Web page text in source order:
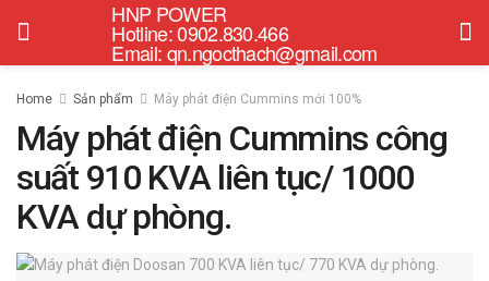
HNP POWER
Hotline: 0902.830.466
Email: qn.ngocthach@gmail.com
Home Sản phẩm Máy phát điện Cummins mới 100%
Máy phát điện Cummins công
suất 910 KVA liên tục/ 1000
KVA dự phòng.